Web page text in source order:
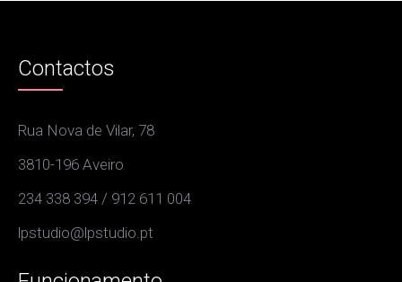
Contactos
Rua Nova de Vilar, 78
3810-196 Aveiro
234 338 394 / 912 611 004
lpstudio@lpstudio.pt